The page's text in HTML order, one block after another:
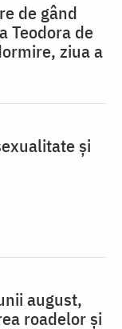
de gând
Teodora de
ziua a
și
august,
roadelor și